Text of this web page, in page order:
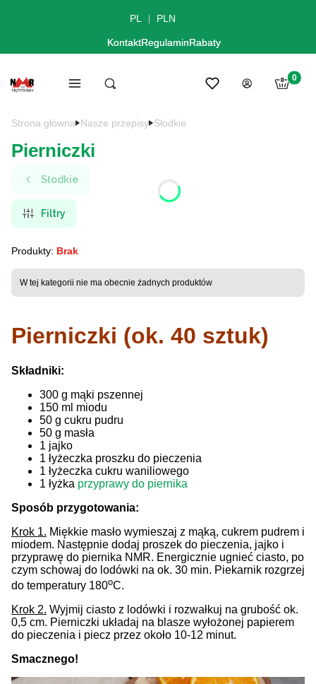
PL PLN
KontaktRegulaminRabaty
Menu Otwórz wyszukiwarkę
Szukaj Ulubione
Zaloguj się
Koszyk
Strona główna Nasze przepisy Słodkie
Pierniczki
Słodkie
Filtry
Produkty: Brak
Lista produktów
W tej kategorii nie ma obecnie żadnych produktów
Pierniczki (ok. 40 sztuk)
Składniki:
300 g mąki pszennej
150 ml miodu
50 g cukru pudru
50 g masła
1 jajko
1 łyżeczka proszku do pieczenia
1 łyżeczka cukru waniliowego
1 łyżka przyprawy do piernika
Sposób przygotowania:
Krok 1. Miękkie masło wymieszaj z mąką, cukrem pudrem i
miodem. Następnie dodaj proszek do pieczenia, jajko i
przyprawę do piernika NMR. Energicznie ugnieć ciasto, po
czym schowaj do lodówki na ok. 30 min. Piekarnik rozgrzej
do temperatury 180oC.
Krok 2. Wyjmij ciasto z lodówki i rozwałkuj na grubość ok.
0,5 cm. Pierniczki układaj na blasze wyłożonej papierem
do pieczenia i piecz przez około 10-12 minut.
Smacznego!